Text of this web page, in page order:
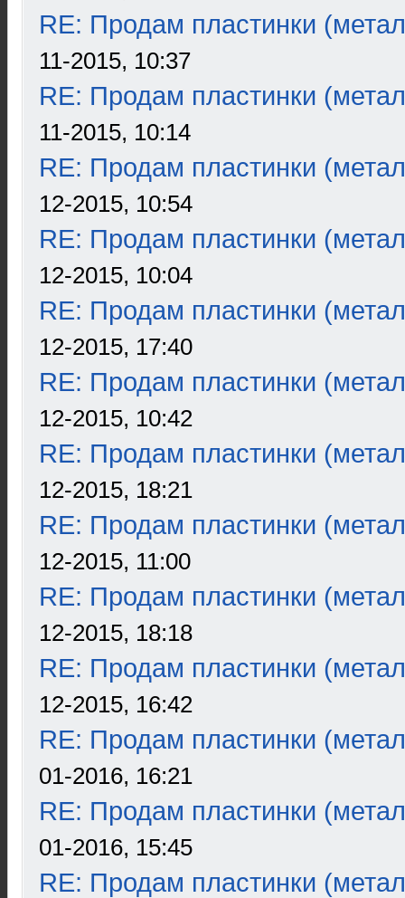
RE: Продам пластинки
11-2015, 10:37
RE: Продам пластинки
11-2015, 10:14
RE: Продам пластинки
12-2015, 10:54
RE: Продам пластинки
12-2015, 10:04
RE: Продам пластинки
12-2015, 17:40
RE: Продам пластинки
12-2015, 10:42
RE: Продам пластинки
12-2015, 18:21
RE: Продам пластинки
12-2015, 11:00
RE: Продам пластинки
12-2015, 18:18
RE: Продам пластинки
12-2015, 16:42
RE: Продам пластинки
01-2016, 16:21
RE: Продам пластинки
01-2016, 15:45
RE: Продам пластинки